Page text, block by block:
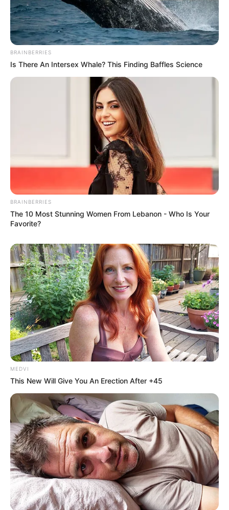
Clique aqui para entrar no grupo
BRAINBERRIES
Is There An Intersex Whale? This Finding Baffles Science
BRAINBERRIES
The 10 Most Stunning Women From Lebanon - Who Is Your
Favorite?
MEDVI
This New Will Give You An Erection After +45